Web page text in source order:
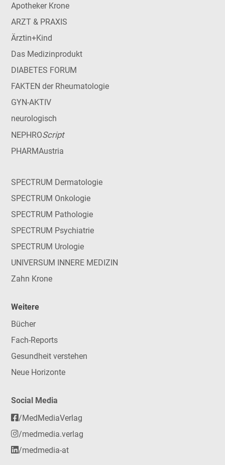
Apotheker Krone
ARZT & PRAXIS
Ärztin+Kind
Das Medizinprodukt
DIABETES FORUM
FAKTEN der Rheumatologie
GYN-AKTIV
neurologisch
NEPHROScript
PHARMAustria
SPECTRUM Dermatologie
SPECTRUM Onkologie
SPECTRUM Pathologie
SPECTRUM Psychiatrie
SPECTRUM Urologie
UNIVERSUM INNERE MEDIZIN
Zahn Krone
Weitere
Bücher
Fach-Reports
Gesundheit verstehen
Neue Horizonte
Social Media
/MedMediaVerlag
/medmedia.verlag
/medmedia-at